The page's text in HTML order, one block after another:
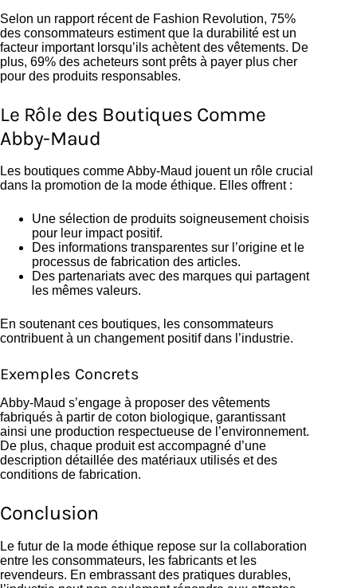
Selon un rapport récent de Fashion Revolution, 75%
des consommateurs estiment que la durabilité est un
facteur important lorsqu’ils achètent des vêtements. De
plus, 69% des acheteurs sont prêts à payer plus cher
pour des produits responsables.
Le Rôle des Boutiques Comme
Abby-Maud
Les boutiques comme Abby-Maud jouent un rôle crucial
dans la promotion de la mode éthique. Elles offrent :
Une sélection de produits soigneusement choisis
pour leur impact positif.
Des informations transparentes sur l’origine et le
processus de fabrication des articles.
Des partenariats avec des marques qui partagent
les mêmes valeurs.
En soutenant ces boutiques, les consommateurs
contribuent à un changement positif dans l’industrie.
Exemples Concrets
Abby-Maud s’engage à proposer des vêtements
fabriqués à partir de coton biologique, garantissant
ainsi une production respectueuse de l’environnement.
De plus, chaque produit est accompagné d’une
description détaillée des matériaux utilisés et des
conditions de fabrication.
Conclusion
Le futur de la mode éthique repose sur la collaboration
entre les consommateurs, les fabricants et les
revendeurs. En embrassant des pratiques durables,